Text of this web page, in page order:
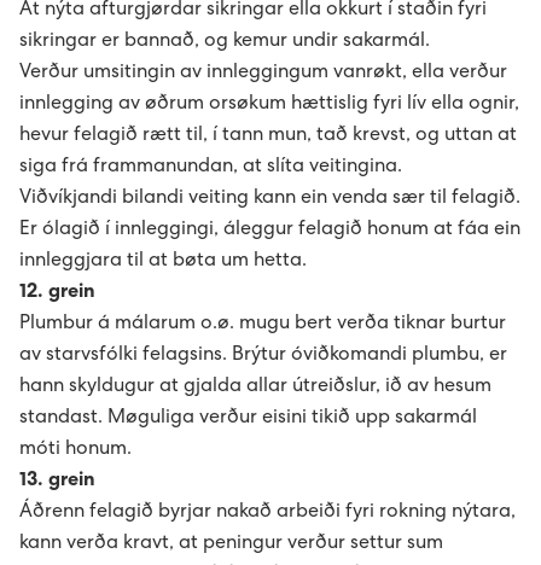
At nýta afturgjørdar sikringar ella okkurt í staðin fyri
sikringar er bannað, og kemur undir sakarmál.
Verður umsitingin av innleggingum vanrøkt, ella verður
innlegging av øðrum orsøkum hættislig fyri lív ella ognir,
hevur felagið rætt til, í tann mun, tað krevst, og uttan at
siga frá frammanundan, at slíta veitingina.
Viðvíkjandi bilandi veiting kann ein venda sær til felagið.
Er ólagið í innleggingi, áleggur felagið honum at fáa ein
innleggjara til at bøta um hetta.
12. grein
Plumbur á málarum o.ø. mugu bert verða tiknar burtur
av starvsfólki felagsins. Brýtur óviðkomandi plumbu, er
hann skyldugur at gjalda allar útreiðslur, ið av hesum
standast. Møguliga verður eisini tikið upp sakarmál
móti honum.
13. grein
Áðrenn felagið byrjar nakað arbeiði fyri rokning nýtara,
kann verða kravt, at peningur verður settur sum